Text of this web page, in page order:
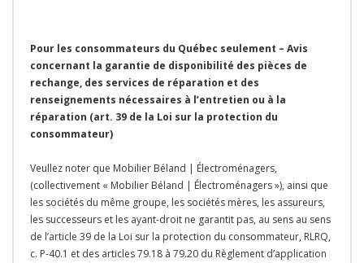
Pour les consommateurs du Québec seulement – Avis
concernant la garantie de disponibilité des pièces de
rechange, des services de réparation et des
renseignements nécessaires à l’entretien ou à la
réparation (art. 39 de la Loi sur la protection du
consommateur)
Veullez noter que Mobilier Béland | Électroménagers,
(collectivement « Mobilier Béland | Électroménagers »), ainsi que
les sociétés du même groupe, les sociétés mères, les assureurs,
les successeurs et les ayant-droit ne garantit pas, au sens au sens
de l’article 39 de la Loi sur la protection du consommateur, RLRQ,
c. P-40.1 et des articles 79.18 à 79.20 du Règlement d’application